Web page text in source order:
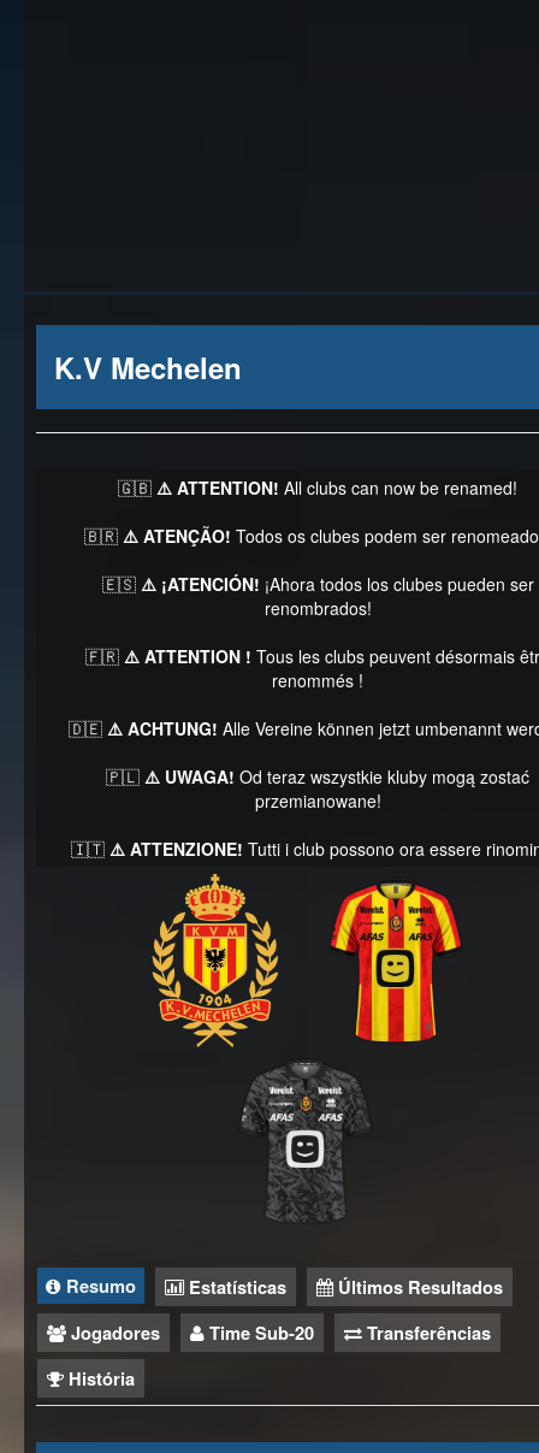
K.V Mechelen
🇬🇧 ⚠️ ATTENTION! All clubs can now be renamed!
🇧🇷 ⚠️ ATENÇÃO! Todos os clubes podem ser
🇪🇸 ⚠️ ¡ATENCIÓN! ¡Ahora todos los clubes pueden ser
renombrados!
🇫🇷 ⚠️ ATTENTION ! Tous les clubs peuvent désormais
renommés !
🇩🇪 ⚠️ ACHTUNG! Alle Vereine können jetzt umbenannt
🇵🇱 ⚠️ UWAGA! Od teraz wszystkie kluby mogą zostać
przemianowane!
🇮🇹 ⚠️ ATTENZIONE! Tutti i club possono ora essere
Resumo Estatísticas
Últimos Resultados
Jogadores
Time Sub-20
Transferências
História